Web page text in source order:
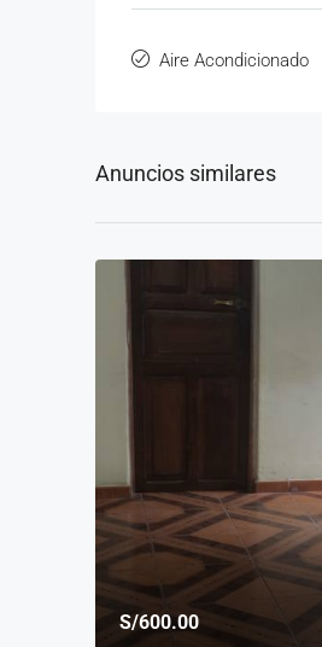
Aire Acondicionado
Anuncios similares
S/600.00